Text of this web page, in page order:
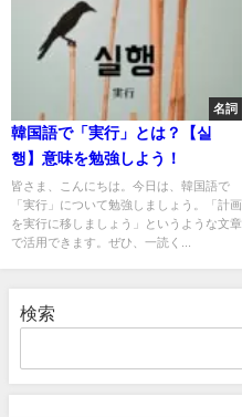
名詞
韓国語で「実行」とは？【실
행】意味を勉強しよう！
皆さま、こんにちは。今日は、韓国語で
「実行」について勉強しましょう。「計画
を実行に移しましょう」というような文章
で活用できます。ぜひ、一読く...
検索